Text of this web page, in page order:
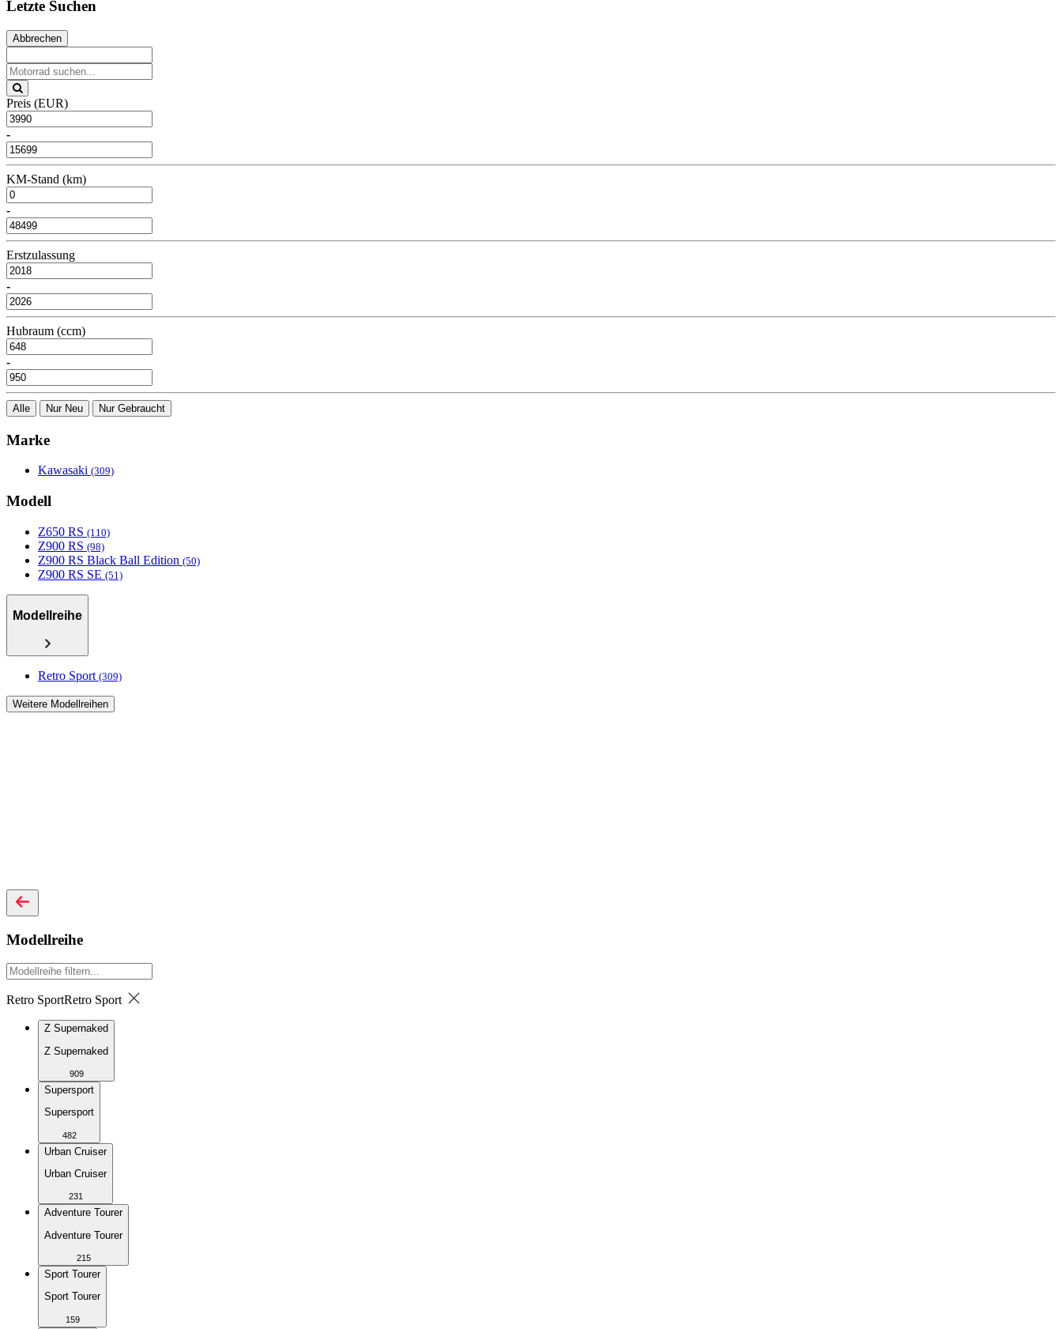
Letzte Suchen
Abbrechen
Preis (EUR)
-
KM-Stand (km)
-
Erstzulassung
-
Hubraum (ccm)
-
Alle Nur Neu Nur Gebraucht
Marke
Kawasaki (309)
Modell
Z650 RS (110)
Z900 RS (98)
Z900 RS Black Ball Edition (50)
Z900 RS SE (51)
Modellreihe
Retro Sport (309)
Weitere Modellreihen
Modellreihe
Retro SportRetro Sport
Z Supernaked
Z Supernaked
909
Supersport
Supersport
482
Urban Cruiser
Urban Cruiser
231
Adventure Tourer
Adventure Tourer
215
Sport Tourer
Sport Tourer
159